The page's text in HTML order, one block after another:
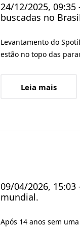
24/12/2025,
buscadas no
Levantamento do
estão no topo das
Leia mais
09/04/2026,
mundial.
Após 14 anos sem